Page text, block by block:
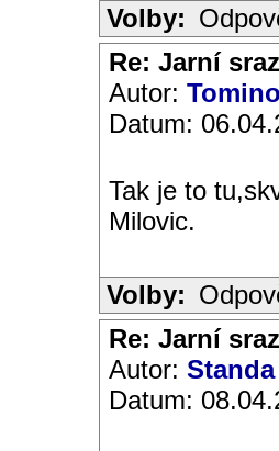
Volby:
Re: Jarní
Autor: Tomino
Datum:
Tak je to
Milovic.
Volby:
Re: Jarní
Autor: Standa
Datum: